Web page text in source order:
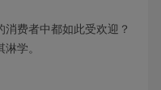
费者中都如此受欢迎？
学。